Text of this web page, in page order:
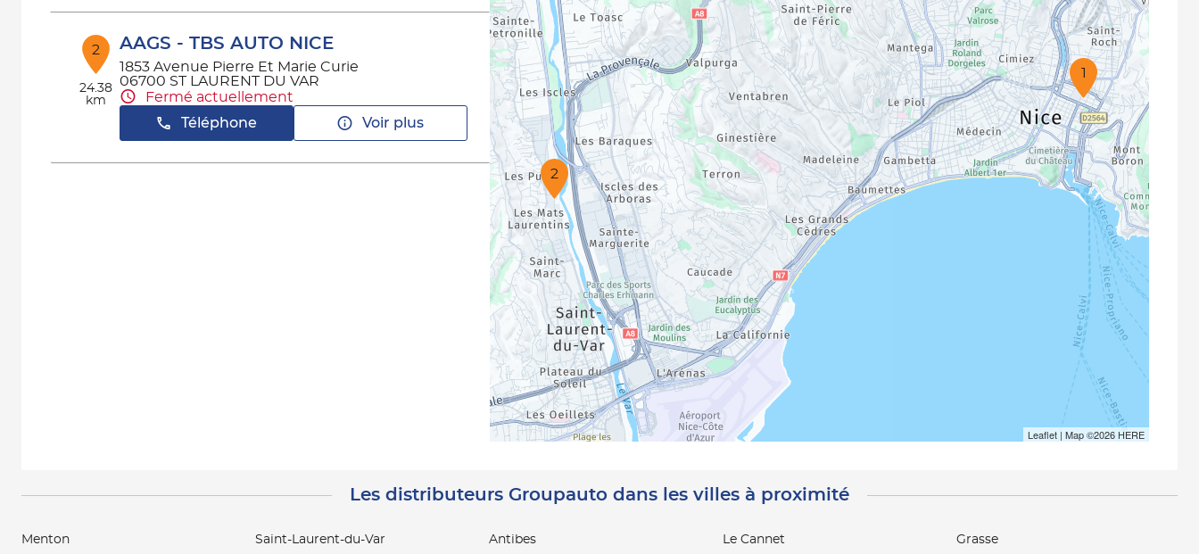
2
24.38
km
AAGS - TBS AUTO NICE
1853 Avenue Pierre Et Marie Curie
06700 ST LAURENT DU VAR
Fermé actuellement
Téléphone
Voir plus
2
1
Leaflet| Map ©2026 HERE
Les distributeurs Groupauto dans les villes à proximité
Menton
Saint-Laurent-du-Var
Antibes
Le Cannet
Grasse